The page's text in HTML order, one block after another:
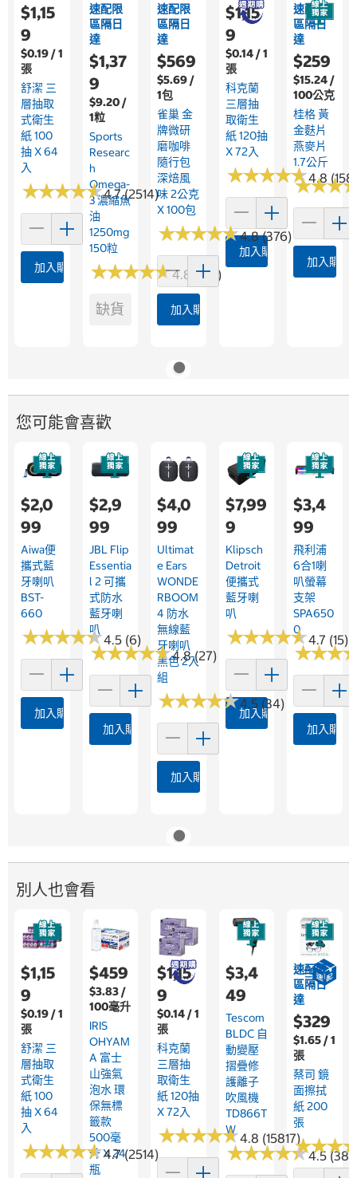
$1,15
9
$0.19 / 1
張
舒潔 三
層抽取
式衛生
紙 100
抽 X 64
入
★★★★★
★★★★★4.7 (2514)
加入購物車
速配限
區隔日
達
$1,37
9
$9.20 /
1粒
Sports
Researc
H
Omega-
3 濃縮魚
油
1250mg
150粒
★★★★★
★★★★★4.8 (361)
缺貨
速配限
區隔日
達
$569
$5.69 /
1包
雀巢 金
牌微研
磨咖啡
隨行包
深焙風
味 2公克
X 100包
★★★★★
★★★★★4.8 (376)
加入購物車
$1,15
9
$0.14 / 1
張
科克蘭
三層抽
取衛生
紙 120抽
X 72入
★★★★★
★★★★★4.8
加入購物車
速配限
區隔日
達
$259
$15.24 /
100公克
桂格 黃
金麩片
燕麥片
1.7公斤
★★★
★★★
加入購物
您可能會喜歡
$2,0
99
Aiwa便
攜式藍
牙喇叭
BST-
660
★★★★★
★★★★★4.5 (6)
加入購物車
$2,9
99
JBL Flip
Essentia
L 2 可攜
式防水
藍牙喇
叭
★★★★★
★★★★★4.8 (27)
加入購物車
$4,0
99
Ultimat
E Ears
WONDE
RBOOM
4 防水
無線藍
牙喇叭
黑色 2入
組
★★★★★
★★★★★4.5 (34)
加入購物車
$7,99
9
Klipsch
Detroit
便攜式
藍牙喇
叭
★★★★★
★★★★★4.7 (15)
加入購物車
$3,4
99
飛利浦
6合1喇
叭螢幕
支架
SPA650
0
★★★
★★★
加入購物
別人也會看
$1,15
9
$0.19 / 1
張
舒潔 三
層抽取
式衛生
紙 100
抽 X 64
入
★★★★★
★★★★★4.7 (2514)
$459
$3.83 /
100毫升
IRIS
OHYAM
A 富士
山強氣
泡水 環
保無標
籤款
500毫
升 X 24
瓶
$1,15
9
$0.14 / 1
張
科克蘭
三層抽
取衛生
紙 120抽
X 72入
★★★★★
★★★★★4.8 (15817)
$3,4
49
Tescom
BLDC 自
動變壓
摺疊修
護離子
吹風機
TD866T
W
★★★★★
★★★★★4.5 (38)
速配限
區隔日
達
$329
$1.65 / 1
張
蔡司 鏡
面擦拭
紙 200
張
★★★
★★★